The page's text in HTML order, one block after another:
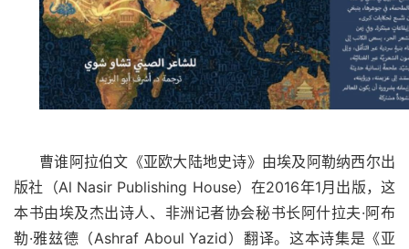
曹谁阿拉伯文《亚欧大陆地史诗》由埃及阿勒纳西尔出
版社（Al Nasir Publishing House）在2016年1月出版，这
本书由埃及杰出诗人、非洲记者协会秘书长阿什拉夫·阿布
勒·雅玆德（Ashraf Aboul Yazid）翻译。这本诗集是《亚